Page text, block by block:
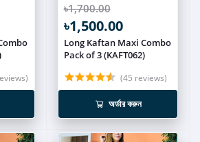
৳1,700.00
৳1,500.00
Long Kaftan Maxi Combo
Pack of 3 (KAFT062)
(45 reviews)
অর্ডার করুন